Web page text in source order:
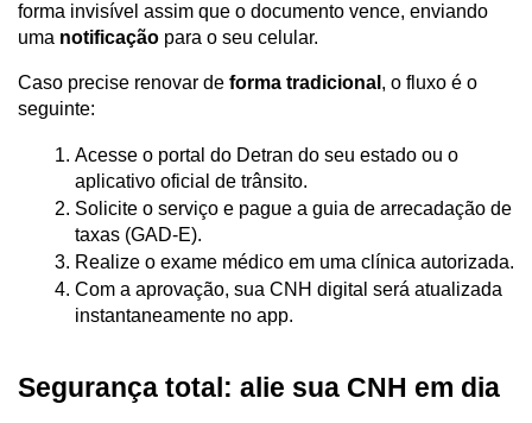
forma invisível assim que o documento vence, enviando
uma notificação para o seu celular.
Caso precise renovar de forma tradicional , o fluxo é o
seguinte:
Acesse o portal do Detran do seu estado ou o
aplicativo oficial de trânsito.
Solicite o serviço e pague a guia de arrecadação de
taxas (GAD-E).
Realize o exame médico em uma clínica autorizada.
Com a aprovação, sua CNH digital será atualizada
instantaneamente no app.
Segurança total: alie sua CNH em dia